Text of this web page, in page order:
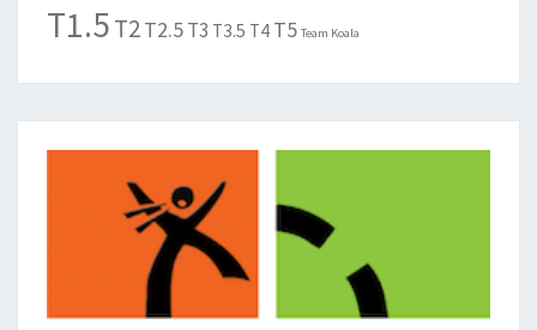
T1.5T2T2.5T3 T3.5 T4 T5 Team Koala